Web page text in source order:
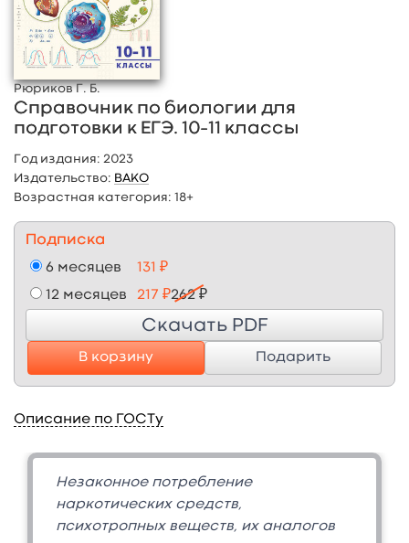
Рюриков Г. Б.
Справочник по биологии для
подготовки к ЕГЭ. 10–11 классы
Год издания: 2023
Издательство: ВАКО
Возрастная категория: 18+
Подписка
6 месяцев 131 ₽
12 месяцев 217 ₽262 ₽
Скачать PDF
В корзину Подарить
Описание по ГОСТу
Незаконное потребление
наркотических средств,
психотропных веществ, их аналогов